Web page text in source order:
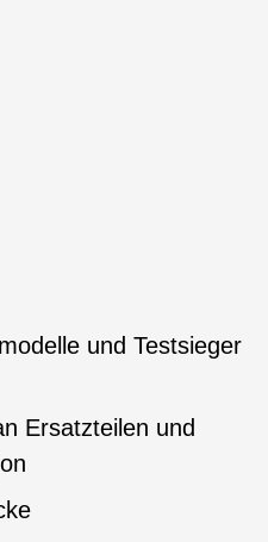
und Testsieger
Ersatzteilen und